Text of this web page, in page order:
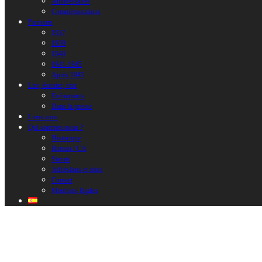
Commémorations
Parcours
1937
1939
1940
1941-1945
Après 1945
Lire, écouter, voir
Évènements
Dans la presse
Liens amis
Qui sommes nous ?
Historique
Bureau / CA
Statuts
Adhésions et dons
Contact
Mentions légales